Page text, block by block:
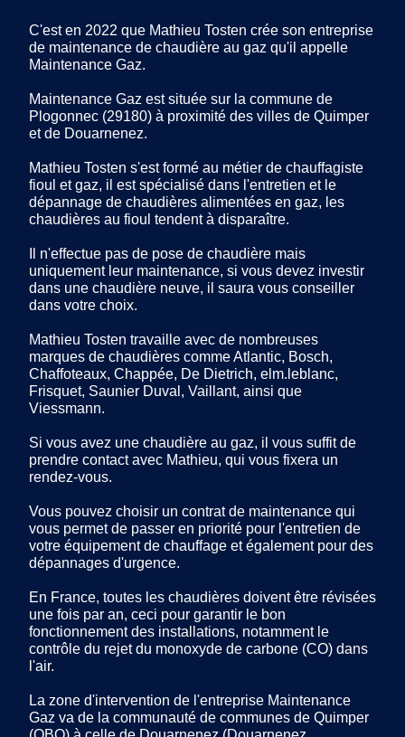
C'est en 2022 que Mathieu Tosten crée son entreprise
de maintenance de chaudière au gaz qu'il appelle
Maintenance Gaz.
Maintenance Gaz est située sur la commune de
Plogonnec (29180) à proximité des villes de Quimper
et de Douarnenez.
Mathieu Tosten s'est formé au métier de chauffagiste
fioul et gaz, il est spécialisé dans l'entretien et le
dépannage de chaudières alimentées en gaz, les
chaudières au fioul tendent à disparaître.
Il n'effectue pas de pose de chaudière mais
uniquement leur maintenance, si vous devez investir
dans une chaudière neuve, il saura vous conseiller
dans votre choix.
Mathieu Tosten travaille avec de nombreuses
marques de chaudières comme Atlantic, Bosch,
Chaffoteaux, Chappée, De Dietrich, elm.leblanc,
Frisquet, Saunier Duval, Vaillant, ainsi que
Viessmann.
Si vous avez une chaudière au gaz, il vous suffit de
prendre contact avec Mathieu, qui vous fixera un
rendez-vous.
Vous pouvez choisir un contrat de maintenance qui
vous permet de passer en priorité pour l'entretien de
votre équipement de chauffage et également pour des
dépannages d'urgence.
En France, toutes les chaudières doivent être révisées
une fois par an, ceci pour garantir le bon
fonctionnement des installations, notamment le
contrôle du rejet du monoxyde de carbone (CO) dans
l'air.
La zone d'intervention de l'entreprise Maintenance
Gaz va de la communauté de communes de Quimper